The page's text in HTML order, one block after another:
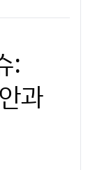
:
과